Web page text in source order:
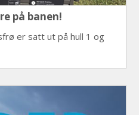
på banen!
er satt ut på hull 1 og